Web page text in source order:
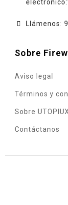
electrónico:
Llámenos:
Sobre
Aviso legal
Términos y
Sobre UTOPIUX
Contáctanos